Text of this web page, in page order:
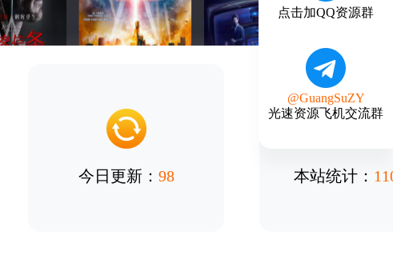
今日更新： 98 本站统计：
点击加QQ资源群
@GuangSuZY
光速资源飞机交流群